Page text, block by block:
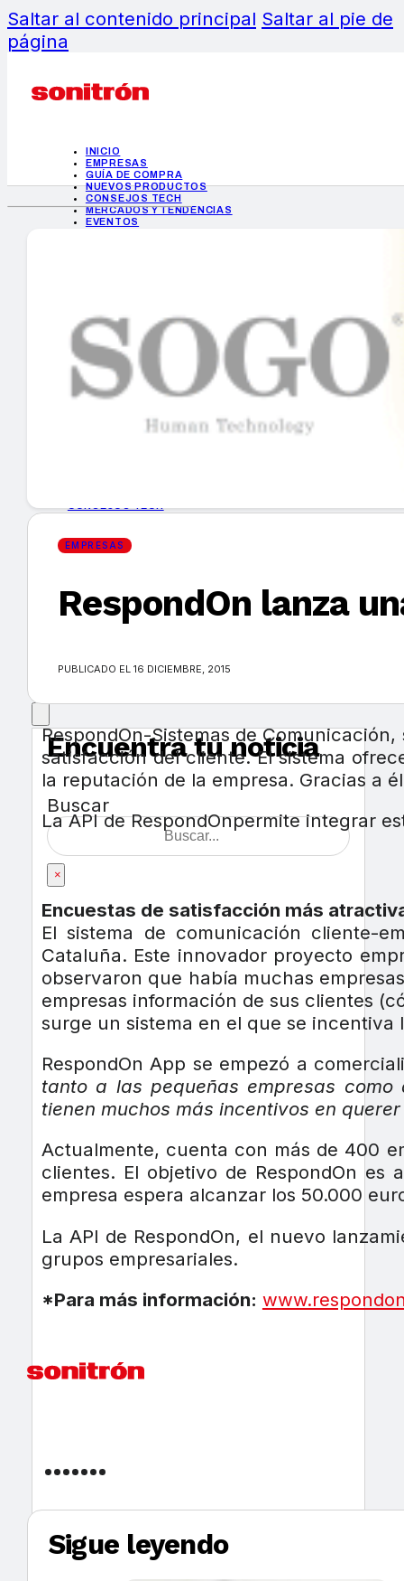
Saltar al contenido principal Saltar al pie de
página
INICIO
EMPRESAS
GUÍA DE COMPRA
NUEVOS PRODUCTOS
CONSEJOS TECH
MERCADOS Y TENDENCIAS
EVENTOS
INICIO
EMPRESAS
GUÍA DE COMPRA
MERCADOS Y TENDENCIAS
Encuentra tu noticia
Buscar
×
EMPRESAS
RespondOn lanza
PUBLICADO EL 16 DICIEMBRE, 2015
RespondOn-Sistemas de
satisfacción del cliente. El sistema
la reputación de la empresa. Gracias a
La API de RespondOnpermite integrar
Encuestas de satisfacción más
El sistema de comunicación cliente-
Cataluña. Este innovador proyecto
observaron que había muchas
empresas información de sus clientes
surge un sistema en el que se
RespondOn App se empezó a
tanto a las pequeñas empresas
tienen muchos más incentivos en
Actualmente, cuenta con más de 400
clientes. El objetivo de RespondOn es
empresa espera alcanzar los 50.000
La API de RespondOn, el nuevo
grupos empresariales.
*Para más información:
Sigue leyendo